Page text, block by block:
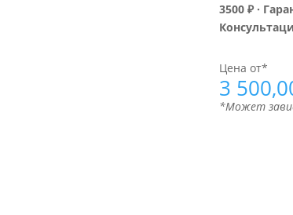
3500 ₽ ·
Цена от*
3
*Может